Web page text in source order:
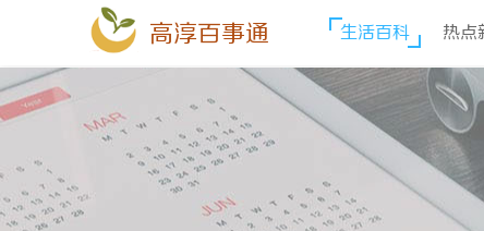
高淳百事通 生活百科 热点